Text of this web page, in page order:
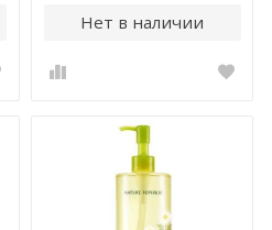
Нет в наличии